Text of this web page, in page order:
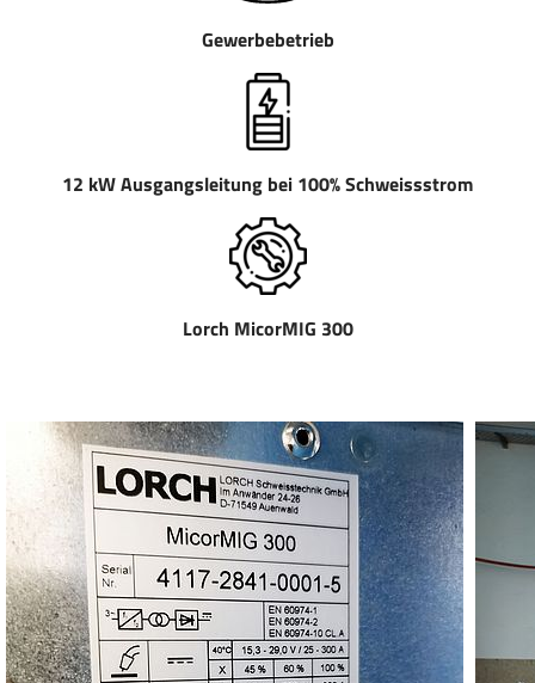
Gewerbebetrieb
12 kW Ausgangsleitung bei 100% Schweissstrom
Lorch MicorMIG 300